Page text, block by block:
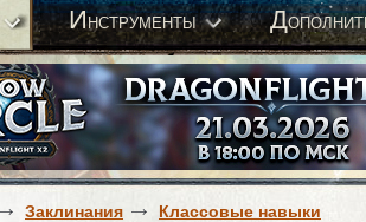
Инструменты Д
Заклинания Классовые навыки